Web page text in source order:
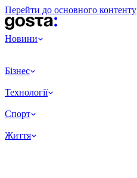
Перейти до основного контенту
Новини
Бізнес
Технології
Спорт
Життя